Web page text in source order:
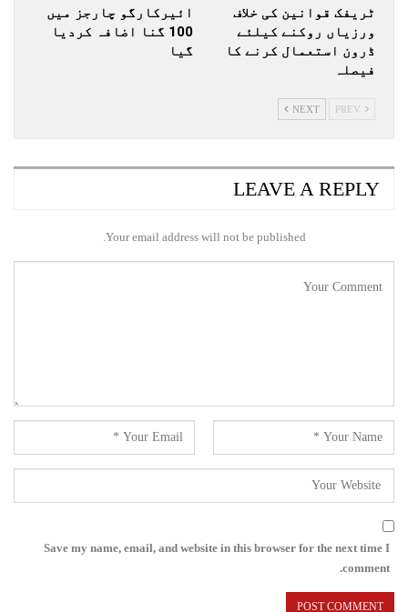
ٹریفک قوانین کی خلاف
ورزیاں روکنے کیلئے
ڈرون استعمال کرنے کا
فیصلہ
ائیرکارگو چارجز میں
100 گنا اضافہ کردیا
گیا
NEXT
LEAVE A REPLY
Your email address will not be published.
Save my name, email, and website in this browser for the next time I
comment.